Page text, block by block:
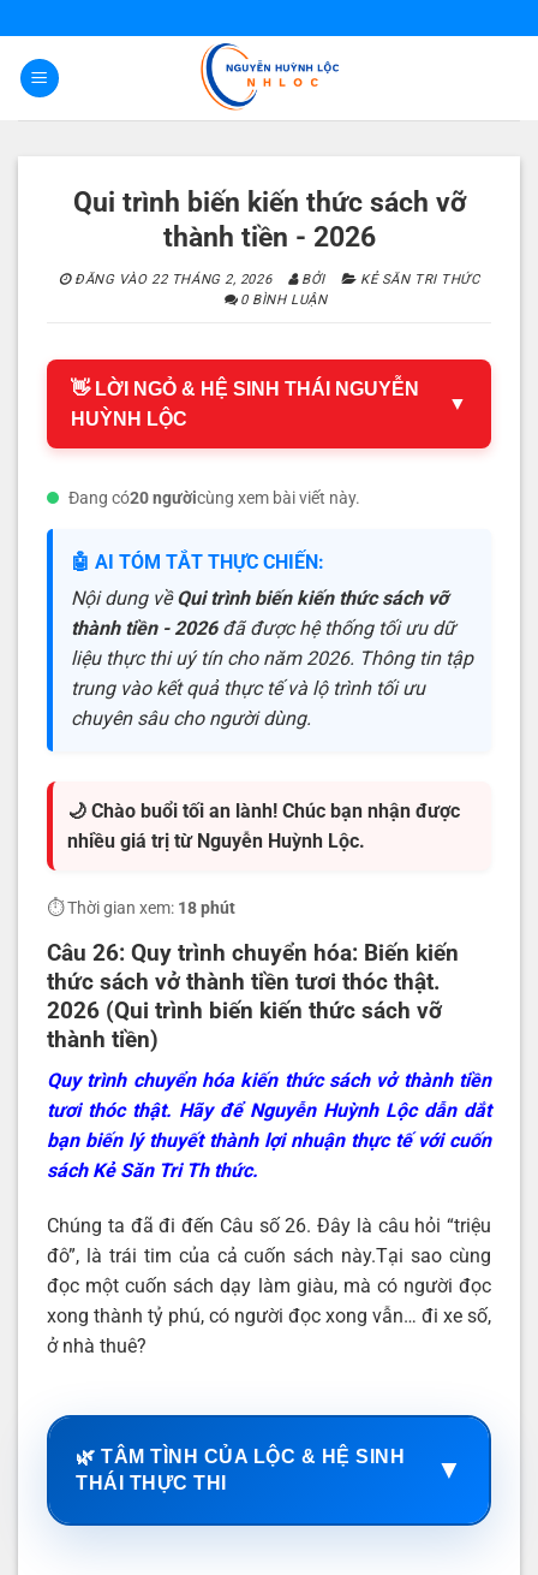
nội
dung
Qui trình biến kiến thức sách vỡ
thành tiền - 2026
ĐĂNG VÀO 22 THÁNG 2, 2026 BỞI
KẺ SĂN TRI THỨC
0 BÌNH LUẬN
👋 LỜI NGỎ & HỆ SINH THÁI NGUYỄN
HUỲNH LỘC
▼
Đang có20 ngườicùng xem bài viết này.
🤖 AI TÓM TẮT THỰC CHIẾN:
Nội dung vềQui trình biến kiến thức sách vỡ
thành tiền - 2026đã được hệ thống tối ưu dữ
liệu thực thi uý tín cho năm 2026. Thông tin tập
trung vào kết quả thực tế và lộ trình tối ưu
chuyên sâu cho người dùng.
🌙 Chào buổi tối an lành! Chúc bạn nhận được
nhiều giá trị từ Nguyễn Huỳnh Lộc.
⏱️ Thời gian xem: 18 phút
Câu 26: Quy trình chuyển hóa: Biến kiến
thức sách vở thành tiền tươi thóc thật.
2026 (Qui trình biến kiến thức sách vỡ
thành tiền)
Quy trình chuyển hóa kiến thức sách vở thành tiền
tươi thóc thật. Hãy để Nguyễn Huỳnh Lộc dẫn dắt
bạn biến lý thuyết thành lợi nhuận thực tế với cuốn
sách Kẻ Săn Tri Th thức.
Chúng ta đã đi đến Câu số 26. Đây là câu hỏi “triệu
đô”, là trái tim của cả cuốn sách này.Tại sao cùng
đọc một cuốn sách dạy làm giàu, mà có người đọc
xong thành tỷ phú, có người đọc xong vẫn… đi xe số,
ở nhà thuê?
🌿 TÂM TÌNH CỦA LỘC & HỆ SINH
THÁI THỰC THI
▼